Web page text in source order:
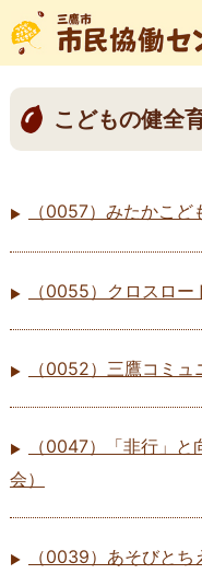
こどもの健全
（0057）みたかこど
（0055）クロスロー
（0052）三鷹コミュ
（0047）「非行」
会）
（0039）あそびと